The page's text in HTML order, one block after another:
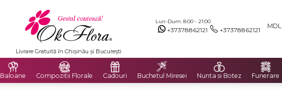
Lun-Dum: 8:00 - 21:00
+37378862121 +37378862121 MDL
Livrare Gratuită în Chișinău și București
Baloane Compozitii Florale Cadouri Buchetul Miresei Nunta si Botez Funerare